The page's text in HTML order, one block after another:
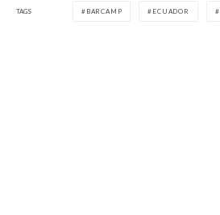
TAGS BARCAMP ECUADOR